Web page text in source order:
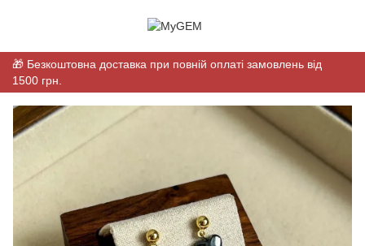
🎁 Безкоштовна доставка при повній оплаті замовлень від
1500 грн.